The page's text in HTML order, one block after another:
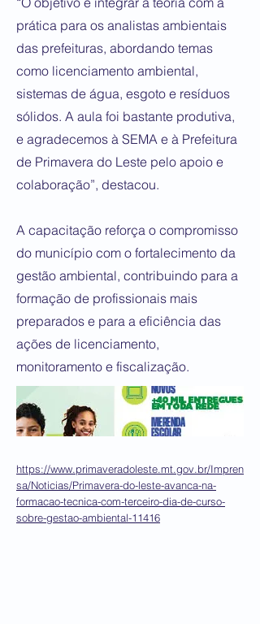
prática para os analistas ambientais
das prefeituras, abordando temas
como licenciamento ambiental,
sistemas de água, esgoto e resíduos
sólidos. A aula foi bastante produtiva,
e agradecemos à SEMA e à Prefeitura
de Primavera do Leste pelo apoio e
colaboração”, destacou.
A capacitação reforça o compromisso
do município com o fortalecimento da
gestão ambiental, contribuindo para a
formação de profissionais mais
preparados e para a eficiência das
ações de licenciamento,
monitoramento e fiscalização.
https://www.primaveradoleste.mt.gov.br/Impren
sa/Noticias/Primavera-do-leste-avanca-na-
formacao-tecnica-com-terceiro-dia-de-curso-
sobre-gestao-ambiental-11416